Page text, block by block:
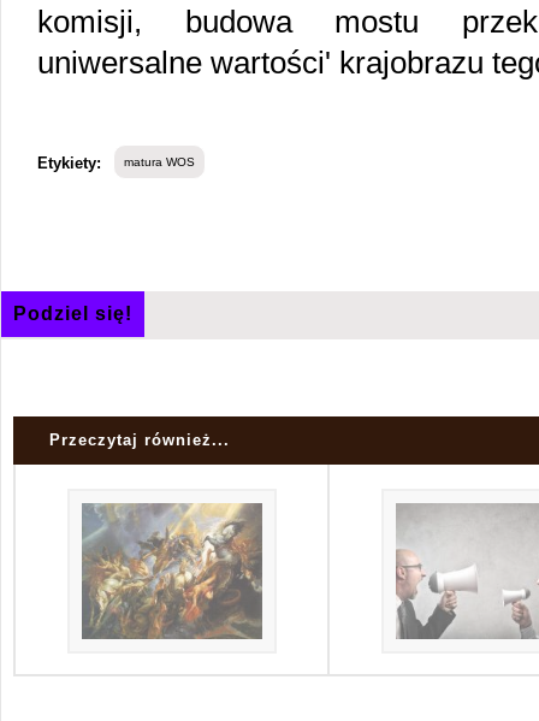
komisji, budowa mostu
uniwersalne wartości' krajobrazu
Etykiety: matura WOS
Podziel się!
Przeczytaj również...